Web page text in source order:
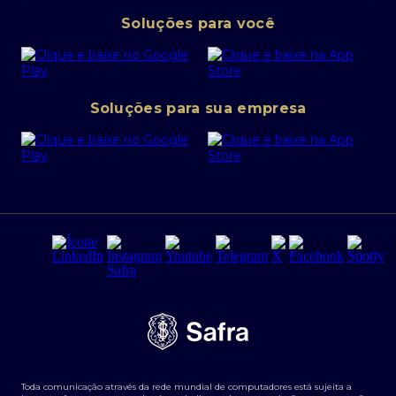
Canal de denúncias
Política de Segurança Cibernética
Portal da Privacidade
PRSAC
Regras e Parâmetros de Atuação Banco Safra
Segurança da Informação
Tarifas e serviços Pessoa Física
Transparência de remuneração
Abra sua conta PJ
SafraPay
Cartão Safra Empresas
Empréstimo e financiamentos PJ
Derivativos
Agronegócios
Soluções para você
Soluções para sua empresa
Toda comunicação através da rede mundial de computadores está sujeita a